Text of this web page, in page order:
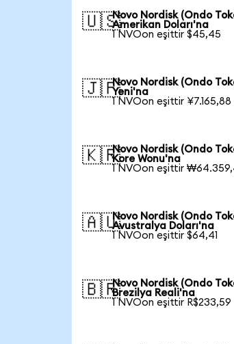
🇺🇸Novo Nordisk (Ondo
Amerikan Doları'na
1 NVOon eşittir $45,45
🇯🇵Novo Nordisk (Ondo
Yeni'na
1 NVOon eşittir ¥7.165,88
🇰🇷Novo Nordisk (Ondo
Kore Wonu'na
1 NVOon eşittir
🇦🇺Novo Nordisk (Ondo
Avustralya Doları'na
1 NVOon eşittir $64,41
🇧🇷Novo Nordisk (Ondo
Brezilya Reali'na
1 NVOon eşittir R$233,59